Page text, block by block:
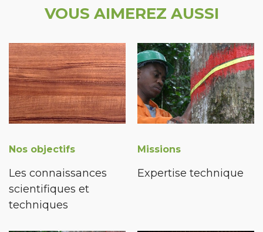
VOUS AIMEREZ AUSSI
Nos objectifs
Les connaissances
scientifiques et
techniques
Missions
Expertise technique